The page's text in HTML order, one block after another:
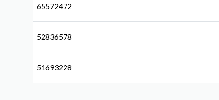
65572472
52836578
51693228